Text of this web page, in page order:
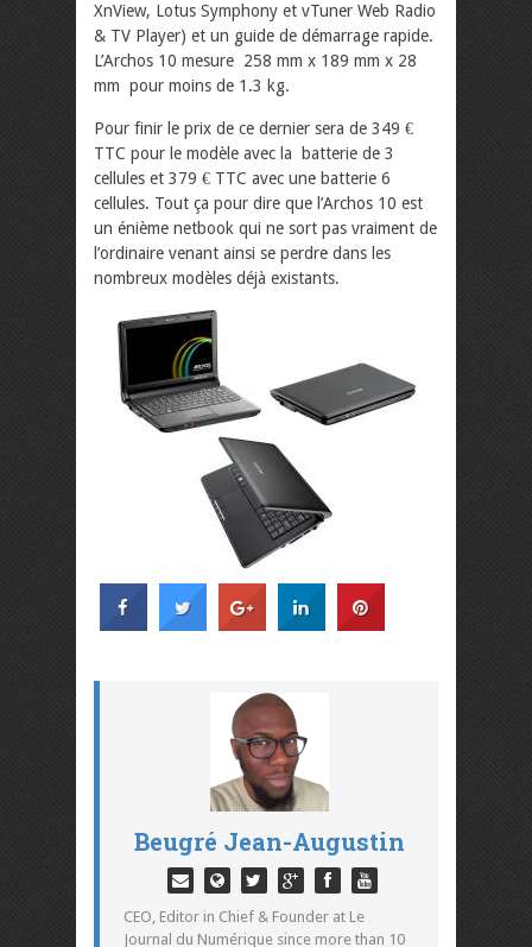
XnView, Lotus Symphony et vTuner Web Radio
& TV Player) et un guide de démarrage rapide.
L’Archos 10 mesure 258 mm x 189 mm x 28
mm pour moins de 1.3 kg.
Pour finir le prix de ce dernier sera de 349 €
TTC pour le modèle avec la batterie de 3
cellules et 379 € TTC avec une batterie 6
cellules. Tout ça pour dire que l’Archos 10 est
un énième netbook qui ne sort pas vraiment de
l’ordinaire venant ainsi se perdre dans les
nombreux modèles déjà existants.
Beugré Jean-Augustin
CEO, Editor in Chief & Founder at Le
Journal du Numérique since more than 10